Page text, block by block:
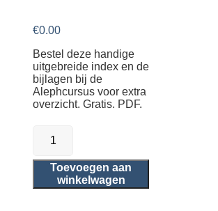
€0.00
Bestel deze handige
uitgebreide index en de
bijlagen bij de
Alephcursus voor extra
overzicht. Gratis. PDF.
Alephcursus
aantal
Toevoegen aan
winkelwagen